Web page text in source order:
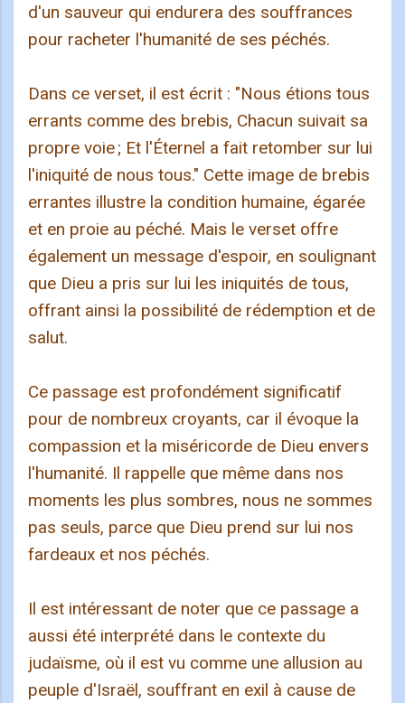
d'un sauveur qui endurera des souffrances
pour racheter l'humanité de ses péchés.
Dans ce verset, il est écrit : "Nous étions tous
errants comme des brebis, Chacun suivait sa
propre voie ; Et l'Éternel a fait retomber sur lui
l'iniquité de nous tous." Cette image de brebis
errantes illustre la condition humaine, égarée
et en proie au péché. Mais le verset offre
également un message d'espoir, en soulignant
que Dieu a pris sur lui les iniquités de tous,
offrant ainsi la possibilité de rédemption et de
salut.
Ce passage est profondément significatif
pour de nombreux croyants, car il évoque la
compassion et la miséricorde de Dieu envers
l'humanité. Il rappelle que même dans nos
moments les plus sombres, nous ne sommes
pas seuls, parce que Dieu prend sur lui nos
fardeaux et nos péchés.
Il est intéressant de noter que ce passage a
aussi été interprété dans le contexte du
judaïsme, où il est vu comme une allusion au
peuple d'Israël, souffrant en exil à cause de